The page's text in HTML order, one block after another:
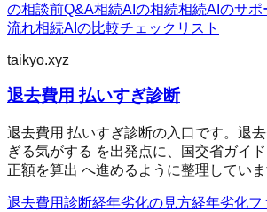
の相談前Q&A相続AIの相続相続AIのサポ
流れ相続AIの比較チェックリスト
taikyo.xyz
退去費用 払いすぎ診断
退去費用 払いすぎ診断の入口です。退
ぎる気がする を出発点に、国交省ガイ
正額を算出 へ進めるように整理してい
退去費用診断経年劣化の見方経年劣化フ